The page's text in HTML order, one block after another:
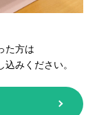
た方は
みください。